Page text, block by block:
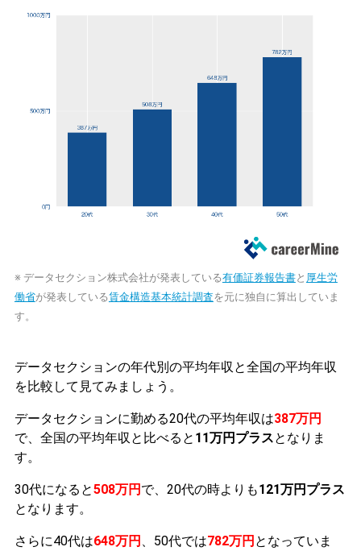
※ データセクション株式会社が発表している有価証券報告書と 厚生労
働省が発表している賃金構造基本統計調査を元に独自に算出していま
す。
データセクションの年代別の平均年収と全国の平均年収
を比較して見てみましょう。
データセクションに勤める20代の平均年収は387万円
で、全国の平均年収と比べると 11万円プラスとなりま
す。
30代になると508万円 で、20代の時よりも121万円プラス
となります。
さらに40代は648万円 、50代では782万円 となっていま